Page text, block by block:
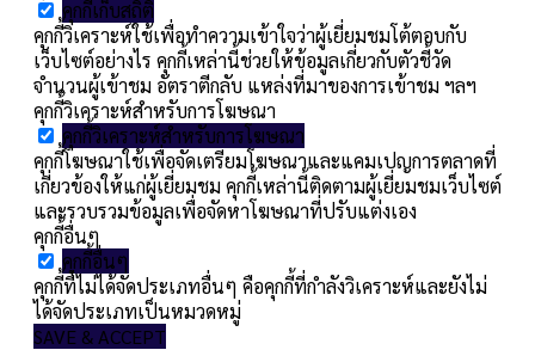
คุกกี้เก็บสถิติ
คุกกี้วิเคราะห์ใช้เพื่อทำความเข้าใจว่าผู้เยี่ยมชมโต้ตอบกับ
เว็บไซต์อย่างไร คุกกี้เหล่านี้ช่วยให้ข้อมูลเกี่ยวกับตัวชี้วัด
จำนวนผู้เข้าชม อัตราตีกลับ แหล่งที่มาของการเข้าชม ฯลฯ
คุกกี้วิเคราะห์สำหรับการโฆษณา
คุกกี้วิเคราะห์สำหรับการโฆษณา
คุกกี้โฆษณาใช้เพื่อจัดเตรียมโฆษณาและแคมเปญการตลาดที่
เกี่ยวข้องให้แก่ผู้เยี่ยมชม คุกกี้เหล่านี้ติดตามผู้เยี่ยมชมเว็บไซต์
และรวบรวมข้อมูลเพื่อจัดหาโฆษณาที่ปรับแต่งเอง
คุกกี้อื่นๆ
คุกกี้อื่นๆ
คุกกี้ที่ไม่ได้จัดประเภทอื่นๆ คือคุกกี้ที่กำลังวิเคราะห์และยังไม่
ได้จัดประเภทเป็นหมวดหมู่
SAVE & ACCEPT